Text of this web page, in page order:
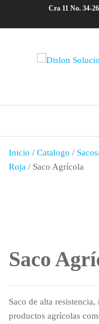
Cra 11 No. 34-
Inicio / Catalogo /
Roja / Saco Agrícola
Saco
Saco de alta
productos agrícolas